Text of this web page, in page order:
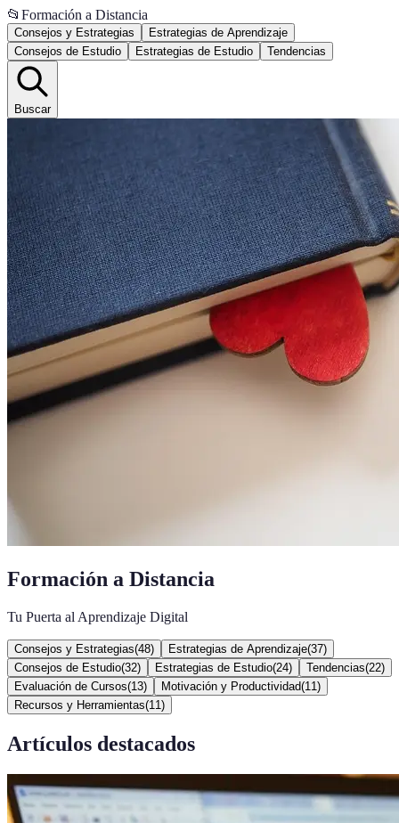
📂 Formación a Distancia
Consejos y Estrategias
Estrategias de Aprendizaje
Consejos de Estudio
Estrategias de Estudio Tendencias
Buscar
Formación a Distancia
Tu Puerta al Aprendizaje Digital
Consejos y Estrategias(48) Estrategias de Aprendizaje(37)
Consejos de Estudio(32) Estrategias de Estudio(24) Tendencias(22)
Evaluación de Cursos(13) Motivación y Productividad(11 )
Recursos y Herramientas(11 )
Artículos destacados